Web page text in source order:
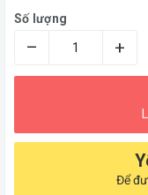
Số lượng
– +
Để